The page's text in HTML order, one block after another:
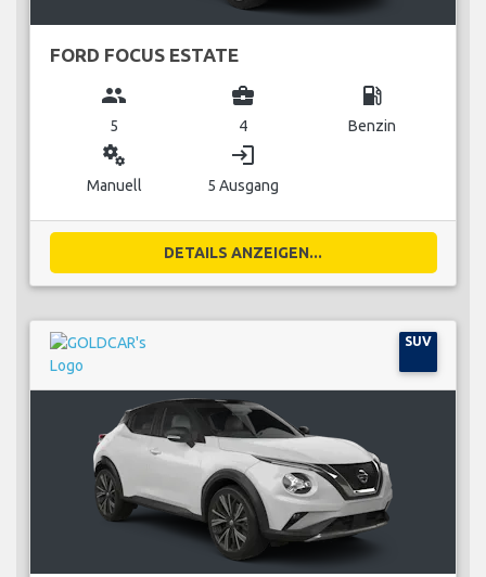
FORD FOCUS ESTATE
group
5
business_center
4
local_gas_station
Benzin
miscellaneous_services
Manuell
login
5 Ausgang
DETAILS ANZEIGEN...
SUV